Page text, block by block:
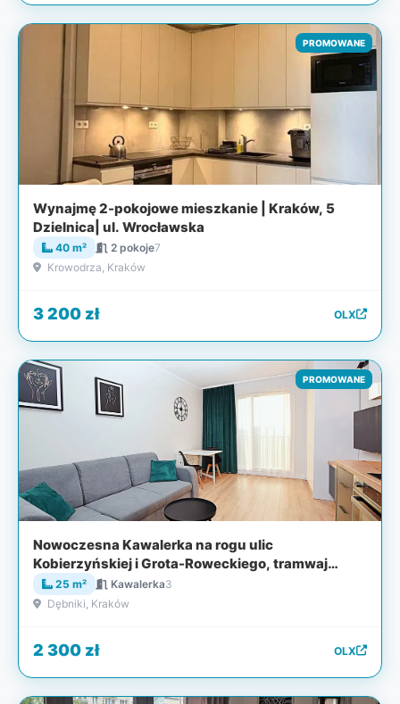
PROMOWANE
Wynajmę 2-pokojowe mieszkanie | Kraków, 5
Dzielnica| ul. Wrocławska
40 m² 2 pokoje7
Krowodrza, Kraków
3 200 zł OLX
PROMOWANE
Nowoczesna Kawalerka na rogu ulic
Kobierzyńskiej i Grota-Roweckiego, tramwaj
100m, klimatyzacja
25 m² Kawalerka3
Dębniki, Kraków
2 300 zł OLX